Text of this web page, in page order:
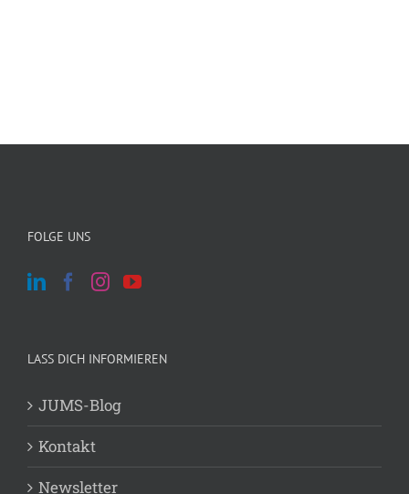
FOLGE UNS
LASS DICH INFORMIEREN
JUMS-Blog
Kontakt
Newsletter